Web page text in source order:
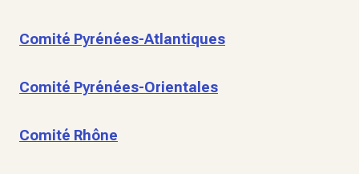
Comité Pyrénées-Atlantiques
Comité Pyrénées-Orientales
Comité Rhône